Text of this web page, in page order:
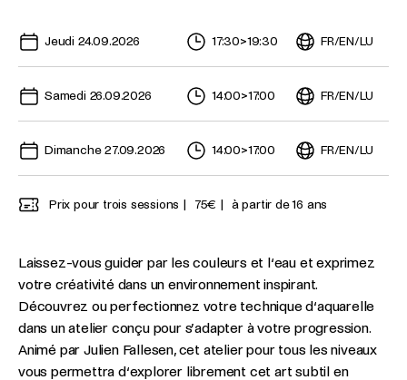
Jeudi 24.09.2026
17:30>19:30 FR/EN/LU
Samedi 26.09.2026 14:00>17:00 FR/EN/LU
Dimanche 27.09.2026 14:00>17:00 FR/EN/LU
Prix pour trois sessions 75€ à partir de 16 ans
Laissez-vous guider par les couleurs et l‘eau et exprimez
votre créativité dans un environnement inspirant.
Découvrez ou perfectionnez votre technique d‘aquarelle
dans un atelier conçu pour s’adapter à votre progression.
Animé par Julien Fallesen, cet atelier pour tous les niveaux
vous permettra d‘explorer librement cet art subtil en